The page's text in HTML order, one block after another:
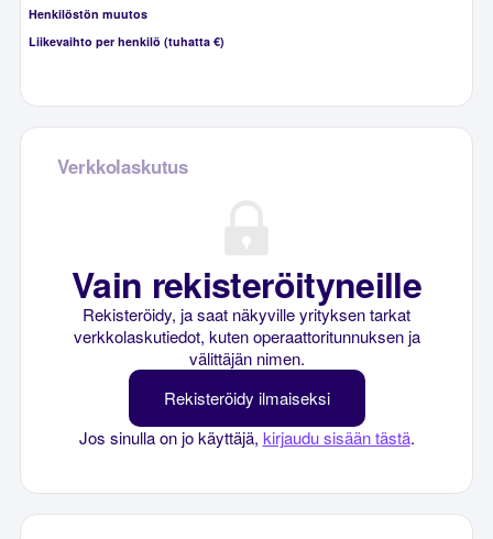
Henkilöstön muutos
Liikevaihto per henkilö (tuhatta €)
Verkkolaskutus
Vain rekisteröityneille
Rekisteröidy, ja saat näkyville yrityksen tarkat
verkkolaskutiedot, kuten operaattoritunnuksen ja
välittäjän nimen.
Rekisteröidy ilmaiseksi
Jos sinulla on jo käyttäjä, kirjaudu sisään tästä.